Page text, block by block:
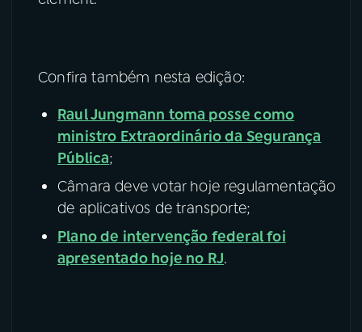
Confira também nesta edição:
Raul Jungmann toma posse como
ministro Extraordinário da Segurança
Pública;
Câmara deve votar hoje regulamentação
de aplicativos de transporte;
Plano de intervenção federal foi
apresentado hoje no RJ.